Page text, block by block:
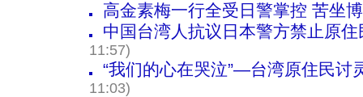
高金素梅一行全受日警掌控 苦坐
中国台湾人抗议日本警方禁止原
11:57)
“我们的心在哭泣”—台湾原住民讨
11:03)